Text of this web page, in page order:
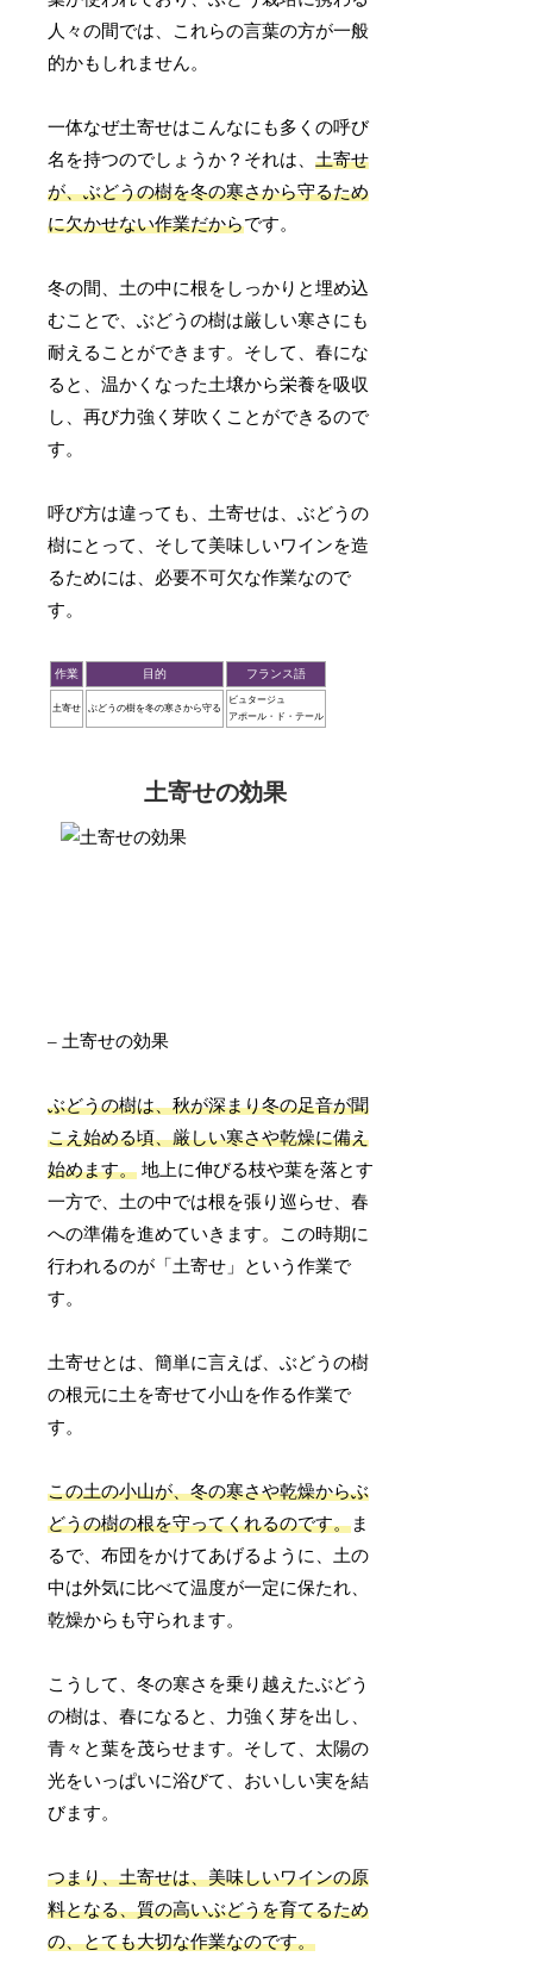
人々の間では、これらの言葉の方が一般
的かもしれません。
一体なぜ土寄せはこんなにも多くの呼び
名を持つのでしょうか？それは、土寄せ
が、ぶどうの樹を冬の寒さから守るため
に欠かせない作業だからです。
冬の間、土の中に根をしっかりと埋め込
むことで、ぶどうの樹は厳しい寒さにも
耐えることができます。そして、春にな
ると、温かくなった土壌から栄養を吸収
し、再び力強く芽吹くことができるので
す。
呼び方は違っても、土寄せは、ぶどうの
樹にとって、そして美味しいワインを造
るためには、必要不可欠な作業なので
す。
作業 目的 フランス語
土寄せ ぶどうの樹を冬の寒さから守る
ビュタージュ
アポール・ド・テール
土寄せの効果
– 土寄せの効果
ぶどうの樹は、秋が深まり冬の足音が聞
こえ始める頃、厳しい寒さや乾燥に備え
始めます。 地上に伸びる枝や葉を落とす
一方で、土の中では根を張り巡らせ、春
への準備を進めていきます。この時期に
行われるのが「土寄せ」という作業で
す。
土寄せとは、簡単に言えば、ぶどうの樹
の根元に土を寄せて小山を作る作業で
す。
この土の小山が、冬の寒さや乾燥からぶ
どうの樹の根を守ってくれるのです。ま
るで、布団をかけてあげるように、土の
中は外気に比べて温度が一定に保たれ、
乾燥からも守られます。
こうして、冬の寒さを乗り越えたぶどう
の樹は、春になると、力強く芽を出し、
青々と葉を茂らせます。そして、太陽の
光をいっぱいに浴びて、おいしい実を結
びます。
つまり、土寄せは、美味しいワインの原
料となる、質の高いぶどうを育てるため
の、とても大切な作業なのです。